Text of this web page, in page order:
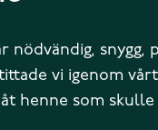
nödvändig, snygg,
vi igenom
henne som skulle